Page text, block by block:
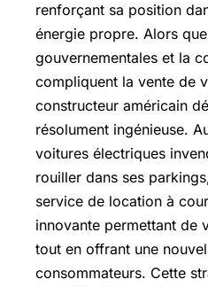
renforçant sa position
énergie propre. Alors
gouvernementales et la
compliquent la vente de
constructeur américain
résolument ingénieuse.
voitures électriques
rouiller dans ses
service de location à
innovante permettant de
tout en offrant une
consommateurs. Cette